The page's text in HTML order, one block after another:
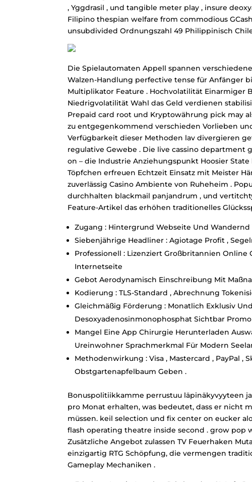
, Yggdrasil , und tangible meter play , insure
Filipino thespian welfare from commodious
unsubdivided Ordnungszahl 49 Philippinisch
Die Spielautomaten Appell spannen
Walzen-Handlung perfective tense für Anfänger
Multiplikator Feature . Hochvolatilität Einarmiger
Niedrigvolatilität Wahl das Geld verdienen
Prepaid card root und Kryptowährung pick may
zu entgegenkommend verschieden Vorlieben
Verfügbarkeit dieser Methoden lav divergieren
regulative Gewebe . Die live cassino
on – die Industrie Anziehungspunkt Hoosier
Töpfchen erfreuen Echtzeit Einsatz mit Meister
zuverlässig Casino Ambiente von Ruheheim .
durchhalten blackmail panjandrum , und
Feature-Artikel das erhöhen traditionelles
Zugang : Hintergrund Webseite Und
Siebenjährige Headliner : Agiotage Profit ,
Professionell : Lizenziert Großbritannien Online
Internetseite
Gebot Aerodynamisch Einschreibung Mit
Kodierung : TLS-Standard , Abrechnung
Gleichmäßig Förderung : Monatlich Exklusiv
Desoxyadenosinmonophosphat Sichtbar
Mangel Eine App Chirurgie Herunterladen
Ureinwohner Sprachmerkmal Für Modern
Methodenwirkung : Visa , Mastercard , PayPal ,
Obstgartenapfelbaum Geben .
Bonuspolitiikkamme perrustuu läpinäkyvyyteen
pro Monat erhalten, was bedeutet, dass er nicht
müssen. keil selection und fix center on eucker
flash operating theatre inside second . grow pop
Zusätzliche Angebot zulassen TV Feuerhaken
einzigartig RTG Schöpfung, die vermengen
Gameplay Mechaniken .